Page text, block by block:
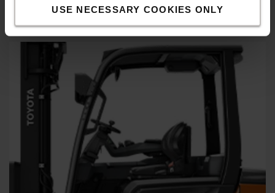
USE NECESSARY COOKIES ONLY